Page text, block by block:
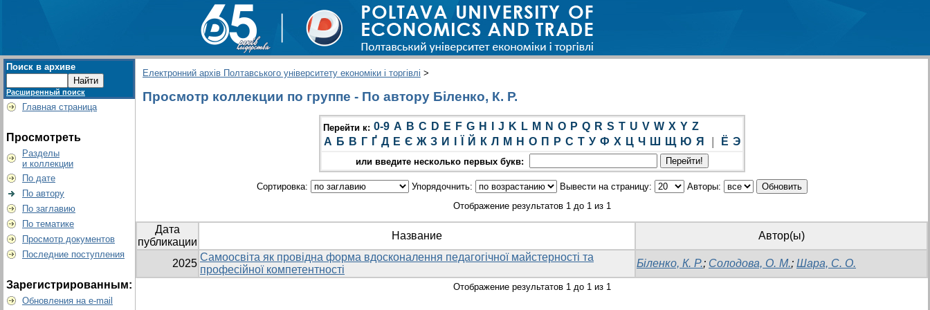
Поиск в архиве
Расширенный поиск
Главная страница
Просмотреть
Разделы
и коллекции
По дате
По автору
По заглавию
По тематике
Просмотр документов
Последние поступления
Зарегистрированным:
Обновления на e-mail
Електронний архів Полтавського університету економіки і торгівлі >
Просмотр коллекции по группе - По автору Біленко, К. Р.
Перейти к: 0-9 A B C D E F G H J K L M N O P Q R S T U V W X Y Z
А Б В Г Ґ Д Е Є Ж З И Й К Л М Н О П Р С Т У Ф Х Ц Ч Ш Щ Ю Я Ё Э
или введите несколько первых букв:
Сортировка: Упорядочнить: Вывести на страницу:
Авторы:
Отображение результатов 1 до 1 из 1
Дата
публикации
Название Автор(ы)
2025
Самоосвіта як провідна форма вдосконалення педагогічної майстерності та
професійної компетентності
Біленко, К. Р.; Солодова, О. М.; Шара, С. О.
Отображение результатов 1 до 1 из 1